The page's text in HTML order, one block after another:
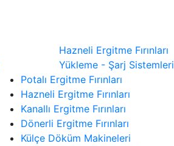
Hazneli Ergitme Fırınları
Yükleme - Şarj Sistemleri
Potalı Ergitme Fırınları
Hazneli Ergitme Fırınları
Kanallı Ergitme Fırınları
Dönerli Ergitme Fırınları
Külçe Döküm Makineleri